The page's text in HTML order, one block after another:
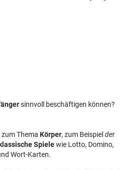
sinnvoll beschäftigen können?
Thema Körper, zum Beispiel der
Spielewie Lotto, Domino,
Wort-Karten.